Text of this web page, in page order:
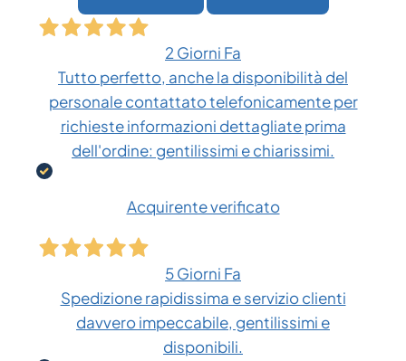
2 Giorni Fa
Tutto perfetto, anche la disponibilità del
personale contattato telefonicamente per
richieste informazioni dettagliate prima
dell'ordine: gentilissimi e chiarissimi.
Acquirente verificato
5 Giorni Fa
Spedizione rapidissima e servizio clienti
davvero impeccabile, gentilissimi e
disponibili.